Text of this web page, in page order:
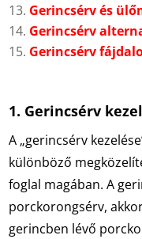
Gerincsérv és
Gerincsérv
Gerincsérv
1. Gerincsérv
A „gerincsérv
különböző
foglal magában. A
porckorongsérv,
gerincben lévő